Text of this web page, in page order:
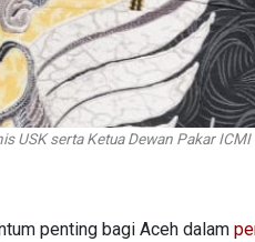
USK serta Ketua Dewan Pakar
penting bagi Aceh dalam